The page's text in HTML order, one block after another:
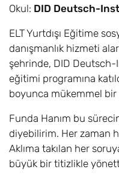
Okul: DID Deutsch-
ELT Yurtdışı Eğitime
danışmanlık hizmeti
şehrinde, DID
eğitimi programına
boyunca mükemmel bir
Funda Hanım bu
diyebilirim. Her zaman
Aklıma takılan her
büyük bir titizlikle